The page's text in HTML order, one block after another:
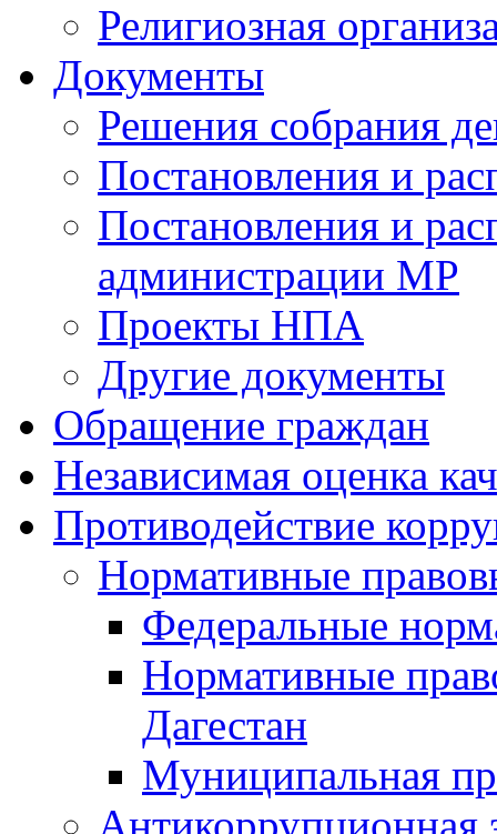
Религиозная
Документы
Решения собрания
Постановления и
Постановления и
администрации МР
Проекты НПА
Другие документы
Обращение граждан
Независимая оценка
Противодействие
Нормативные
Федеральные
Нормативные
Дагестан
Муниципальная